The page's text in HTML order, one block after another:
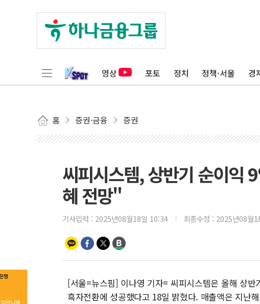
영상 포토 정치 정책·서울 경
홈 증권·금융 증권
씨피시스템, 상반기 순이익
혜 전망"
기사입력 : 2025년08월18일 10:34 최종수정 : 2025년08월
[서울=뉴스핌] 이나영 기자= 씨피시스템은 올해 상
흑자전환에 성공했다고 18일 밝혔다. 매출액은 지난